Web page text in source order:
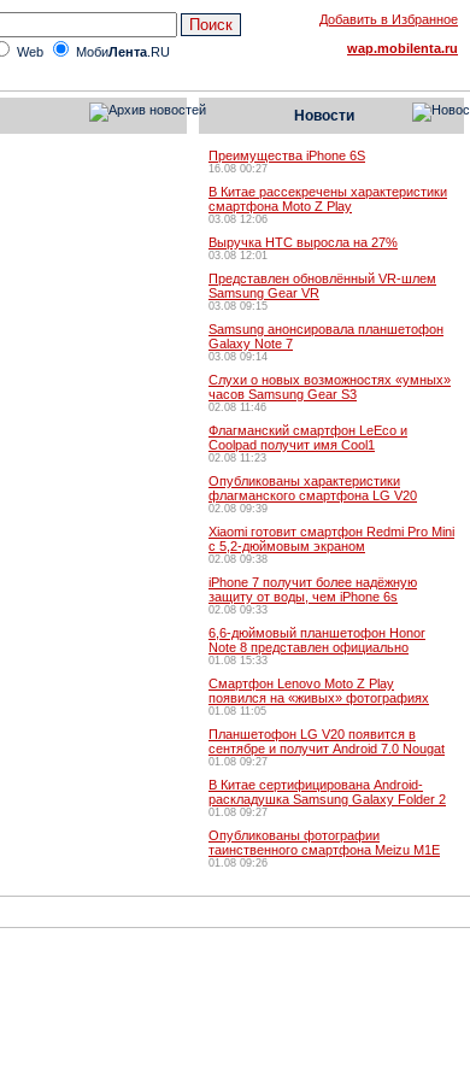
Web МобиЛента.RU
Добавить в Избранное
wap.mobilenta.ru
Новости
Преимущества iPhone 6S
16.08 00:27
В Китае рассекречены характеристики
смартфона Moto Z Play
03.08 12:06
Выручка HTC выросла на 27%
03.08 12:01
Представлен обновлённый VR-шлем
Samsung Gear VR
03.08 09:15
Samsung анонсировала планшетофон
Galaxy Note 7
03.08 09:14
Слухи о новых возможностях «умных»
часов Samsung Gear S3
02.08 11:46
Флагманский смартфон LeEco и
Coolpad получит имя Cool1
02.08 11:23
Опубликованы характеристики
флагманского смартфона LG V20
02.08 09:39
Xiaomi готовит смартфон Redmi Pro Mini
с 5,2-дюймовым экраном
02.08 09:38
iPhone 7 получит более надёжную
защиту от воды, чем iPhone 6s
02.08 09:33
6,6-дюймовый планшетофон Honor
Note 8 представлен официально
01.08 15:33
Смартфон Lenovo Moto Z Play
появился на «живых» фотографиях
01.08 11:05
Планшетофон LG V20 появится в
сентябре и получит Android 7.0 Nougat
01.08 09:27
В Китае сертифицирована Android-
раскладушка Samsung Galaxy Folder 2
01.08 09:27
Опубликованы фотографии
таинственного смартфона Meizu M1E
01.08 09:26